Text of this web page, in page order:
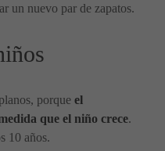
un nuevo par de zapatos.
porque el
que el niño crece.
10 años.